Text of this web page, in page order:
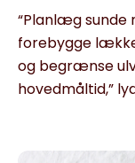
“Planlæg sunde
forebygge
og begrænse
hovedmåltid,”